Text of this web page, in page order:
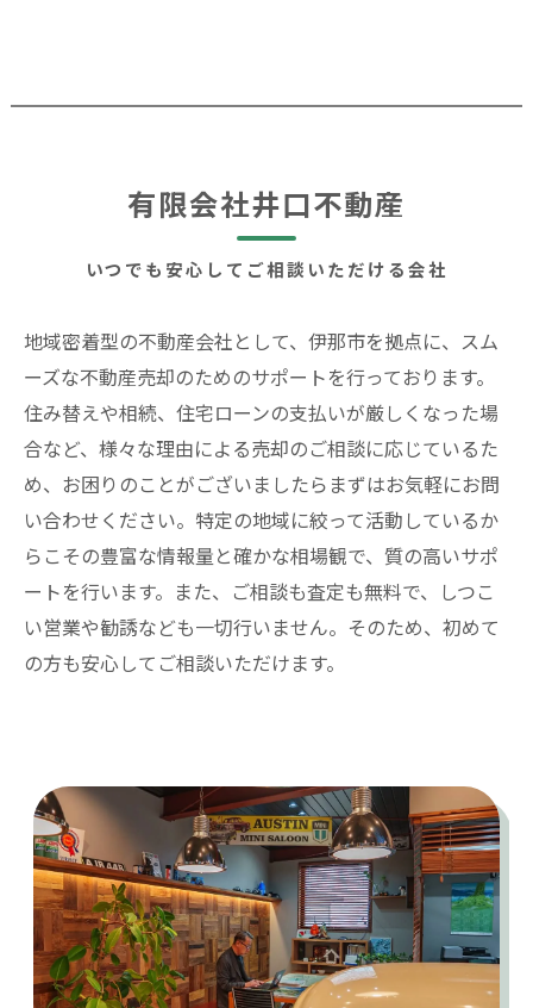
いつでも安心してご相談いただける会社
有限会社井口不動産
地域密着型の不動産会社として、伊那市を拠点に、スム
ーズな不動産売却のためのサポートを行っております。
住み替えや相続、住宅ローンの支払いが厳しくなった場
合など、様々な理由による売却のご相談に応じているた
め、お困りのことがございましたらまずはお気軽にお問
い合わせください。特定の地域に絞って活動しているか
らこその豊富な情報量と確かな相場観で、質の高いサポ
ートを行います。また、ご相談も査定も無料で、しつこ
い営業や勧誘なども一切行いません。そのため、初めて
の方も安心してご相談いただけます。